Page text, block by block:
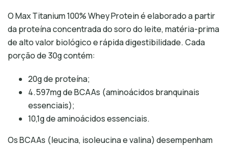
O Max Titanium 100% Whey Protein é elaborado a partir
da proteína concentrada do soro do leite, matéria-prima
de alto valor biológico e rápida digestibilidade. Cada
porção de 30g contém:
20g de proteína;
4.597mg de BCAAs (aminoácidos branquinais
essenciais);
10,1g de aminoácidos essenciais.
Os BCAAs (leucina, isoleucina e valina) desempenham